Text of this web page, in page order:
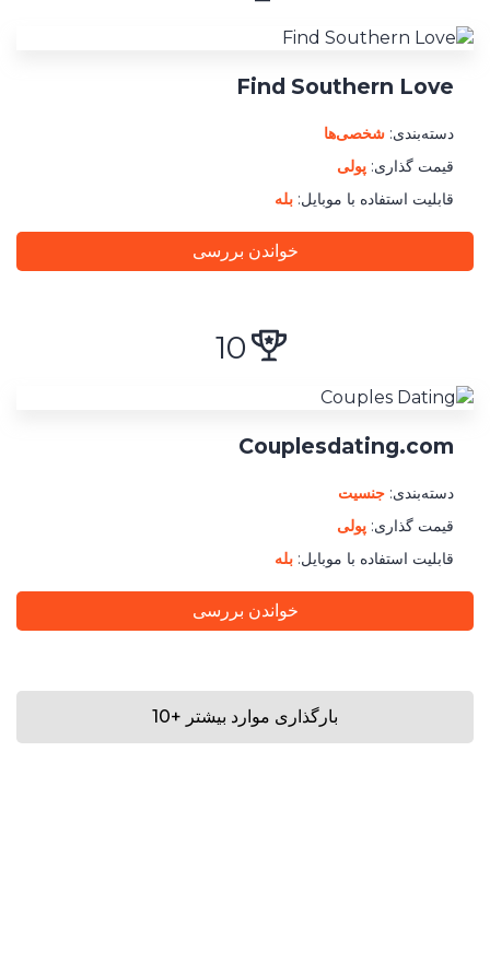
Find Southern Love
دسته‌بندی: شخصی‌ها
قیمت گذاری: پولی
قابلیت استفاده با موبایل: بله
خواندن بررسی
10
Couplesdating.com
دسته‌بندی: جنسیت
قیمت گذاری: پولی
قابلیت استفاده با موبایل: بله
خواندن بررسی
بارگذاری موارد بیشتر +
10